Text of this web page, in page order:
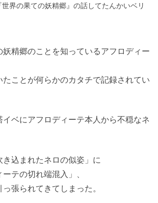
界の果ての妖精郷』の話してたんかいベリ
精郷のことを知っているアフロディー
たことが何らかのカタチで記録されてい
イベにアフロディーテ本人から不穏なネ
き込まれたネロの似姿」に
ーテの切れ端混入」、
張られてきてしまった。